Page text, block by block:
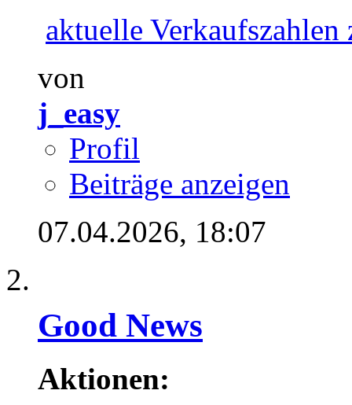
aktuelle Verkaufszahlen
von
j_easy
Profil
Beiträge anzeigen
07.04.2026, 18:07
Good News
Aktionen: